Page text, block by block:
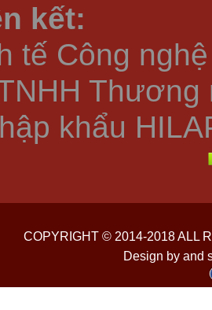
kết:
tế Công
Thương
khẩu
COPYRIGHT © 2014-2018 ALL
Design by and